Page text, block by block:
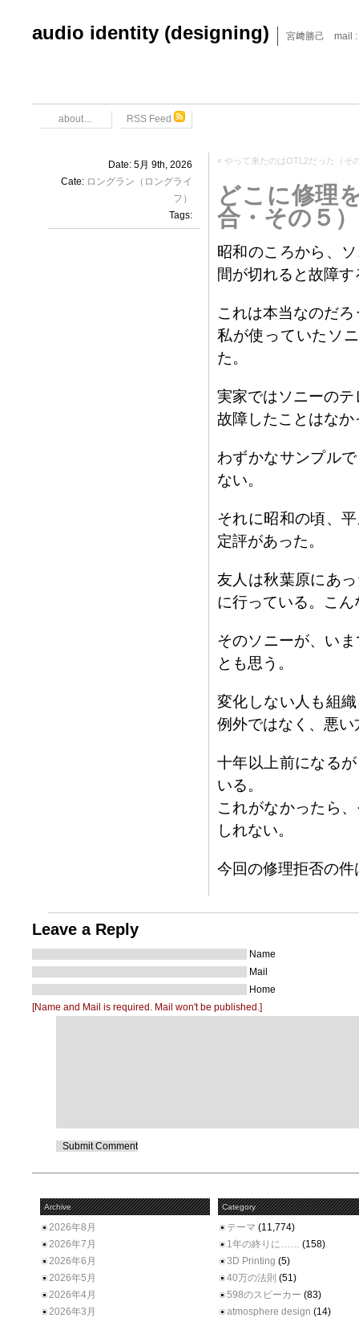
audio identity (designing) 宮﨑勝己 mail :
about… RSS Feed
Date: 5月 9th, 2026
Cate: ロングラン（ロングライ
フ）
Tags:
« やって来たのはOTL2だった（そ
どこに修理
合・その５）
昭和のころから、
間が切れると故障
これは本当なのだろ
私が使っていたソ
た。
実家ではソニーの
故障したことはなか
わずかなサンプル
ない。
それに昭和の頃、
定評があった。
友人は秋葉原にあ
に行っている。こ
そのソニーが、い
とも思う。
変化しない人も組
例外ではなく、悪
十年以上前になる
いる。
これがなかったら
しれない。
今回の修理拒否の
Leave a Reply
Name
Mail
Home
[Name and Mail is required. Mail won't be published.]
Archive
2026年8月
2026年7月
2026年6月
2026年5月
2026年4月
2026年3月
Category
テーマ (11,774)
1年の終りに…… (158)
3D Printing (5)
40万の法則 (51)
598のスピーカー (83)
atmosphere design (14)